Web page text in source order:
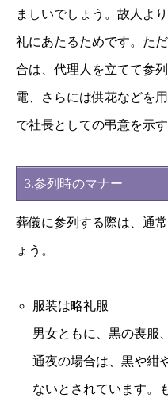
ましいでしょう。故人よ
礼にあたるためです。た
合は、代理人を立てて参
電、さらには供花などを
で社長としての弔意を示
3.参列時のマナー
葬儀に参列する際は、通
ょう。
服装は略礼服
男女ともに、黒の喪服
通夜の場合は、黒や紺
ないとされています。